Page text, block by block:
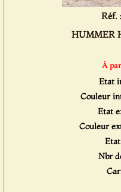
Réf.
HUMMER
À
Etat
Couleur
Etat
Couleur
Nbr